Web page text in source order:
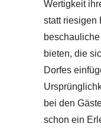
Wertigkeit
statt riesigen
bieten, die
Dorfes
bei den
schon ein